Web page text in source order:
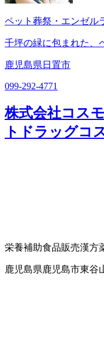
ペット葬祭・エンゼル
千坪の緑に包まれた、
鹿児島県日置市
099-292-4771
株式会社コス
トドラッグコ
栄養補助食品販売漢方
鹿児島県鹿児島市東谷